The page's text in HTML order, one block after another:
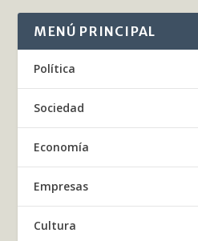
MENÚ PRINCIPAL
Política
Sociedad
Economía
Empresas
Cultura